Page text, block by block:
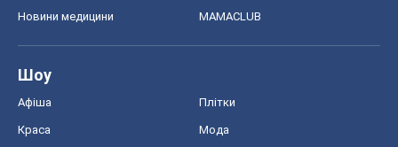
Новини медицини MAMACLUB
Шоу
Афіша Плітки
Краса Мода